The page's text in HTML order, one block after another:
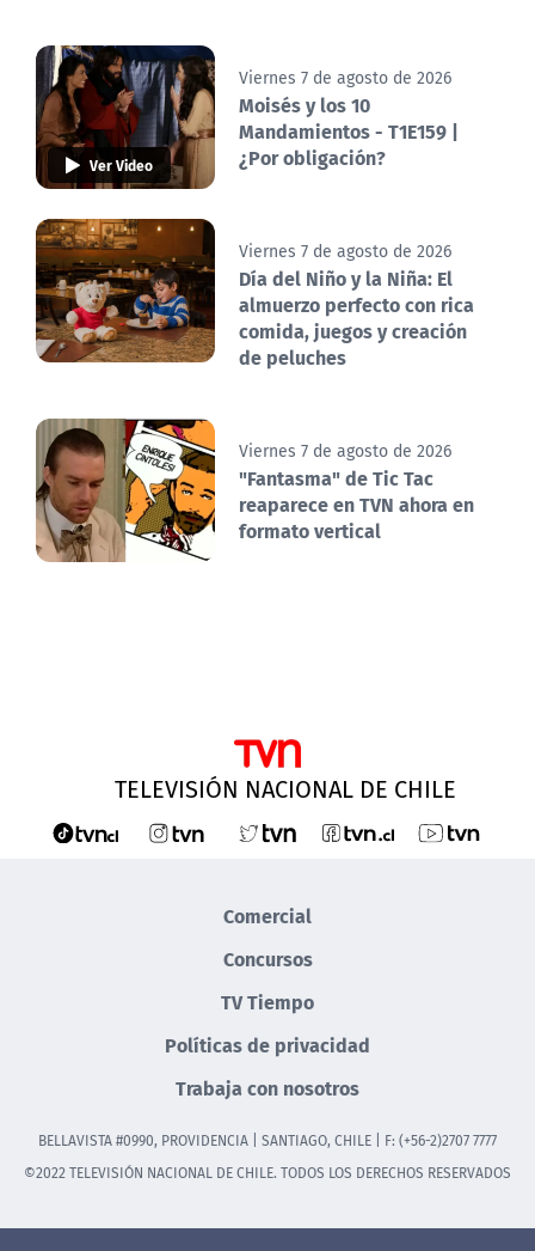
Ver Video
Viernes 7 de agosto de 2026
Moisés y los 10
Mandamientos - T1E159 |
¿Por obligación?
Viernes 7 de agosto de 2026
Día del Niño y la Niña: El
almuerzo perfecto con rica
comida, juegos y creación
de peluches
Viernes 7 de agosto de 2026
"Fantasma" de Tic Tac
reaparece en TVN ahora en
formato vertical
TELEVISIÓN NACIONAL DE CHILE
Comercial
Concursos
TV Tiempo
Políticas de privacidad
Trabaja con nosotros
BELLAVISTA #0990, PROVIDENCIA | SANTIAGO, CHILE | F: (+56-2)2707 7777
©2022 TELEVISIÓN NACIONAL DE CHILE. TODOS LOS DERECHOS RESERVADOS